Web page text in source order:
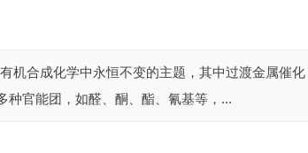
机合成化学中永恒不变的主题，其中过渡金属催化
种官能团，如醛、酮、酯、氰基等，...